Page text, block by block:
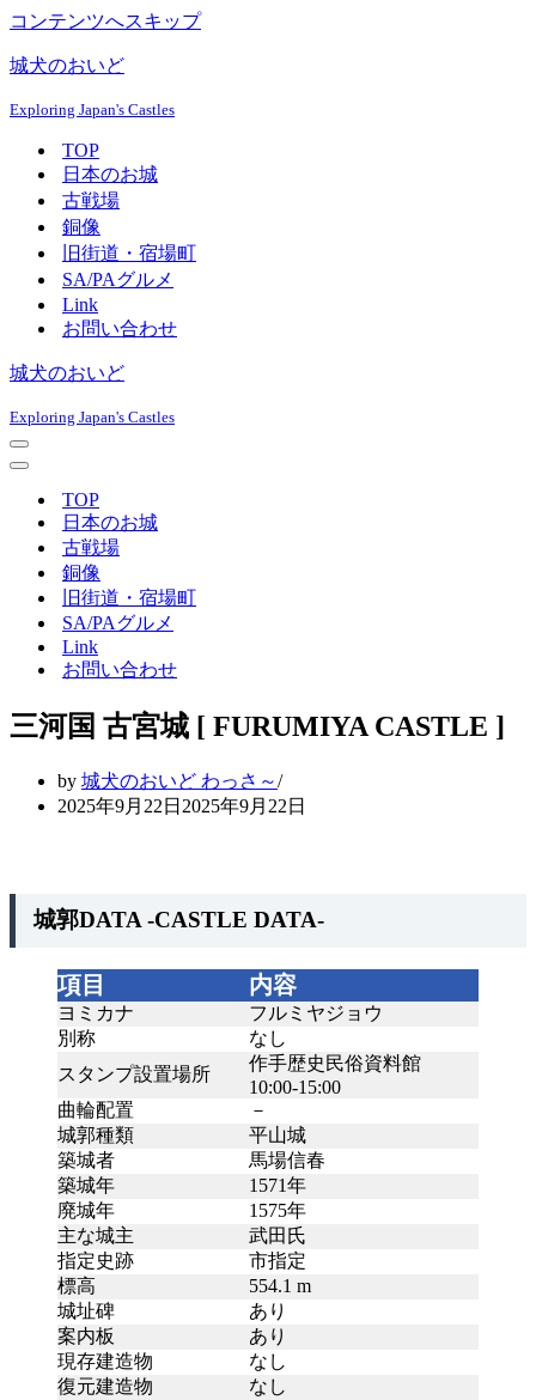
コンテンツへスキップ
城犬のおいど
Exploring Japan's Castles
TOP
日本のお城
古戦場
銅像
旧街道・宿場町
SA/PAグルメ
Link
お問い合わせ
城犬のおいど
Exploring Japan's Castles
ナ
ビ
ナ
TOP
日本のお城
古戦場
銅像
旧街道・宿場町
SA/PAグルメ
Link
お問い合わせ
三河国 古宮城 [ FURUMIYA CASTLE ]
by 城犬のおいど わっさ～
2025年9月22日 2025年9月22日
城郭DATA -CASTLE DATA-
項目 内容
ヨミカナ
フルミヤジョウ
別称
なし
スタンプ設置場所
作手歴史民俗資料館
10:00-15:00
曲輪配置
－
城郭種類
平山城
築城者
馬場信春
築城年
1571年
廃城年
1575年
主な城主
武田氏
指定史跡
市指定
標高
554.1 m
城址碑
あり
案内板
あり
現存建造物
なし
復元建造物
なし